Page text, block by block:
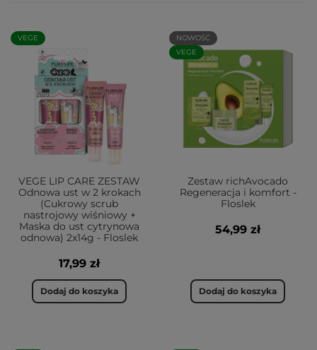
VEGE
VEGE LIP CARE ZESTAW
Odnowa ust w 2 krokach
(Cukrowy scrub
nastrojowy wiśniowy +
Maska do ust cytrynowa
odnowa) 2x14g - Floslek
17,99 zł
Dodaj do koszyka
NOWOŚĆ
VEGE
Zestaw richAvocado
Regeneracja i komfort -
Floslek
54,99 zł
Dodaj do koszyka